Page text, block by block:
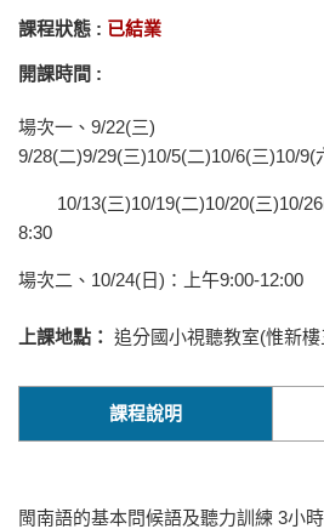
課程狀態 : 已結業
開課時間 :
場次一、9/22(三)
9/28(二)9/29(三)10/5(二)10/6(三)10/9(
10/13(三)10/19(二)10/20(三)10/
8:30
場次二、10/24(日)：上午9:00-12:00
上課地點： 追分國小視聽教室(惟新樓
課程說明
閩南語的基本問候語及聽力訓練 3小時